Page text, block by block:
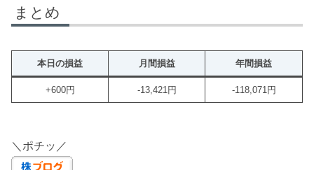
まとめ
本日の損益 月間損益 年間損益
+600円 -13,421円 -118,071円
＼ポチッ／